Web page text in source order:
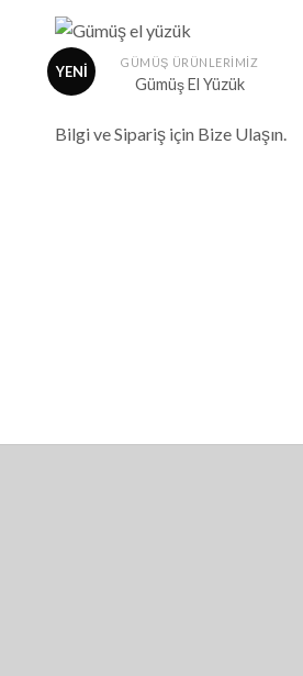
YENİ
Listeme
Ekle
+
GÜMÜŞ ÜRÜNLERİMİZ
Gümüş El Yüzük
Bilgi ve Sipariş için Bize Ulaşın.